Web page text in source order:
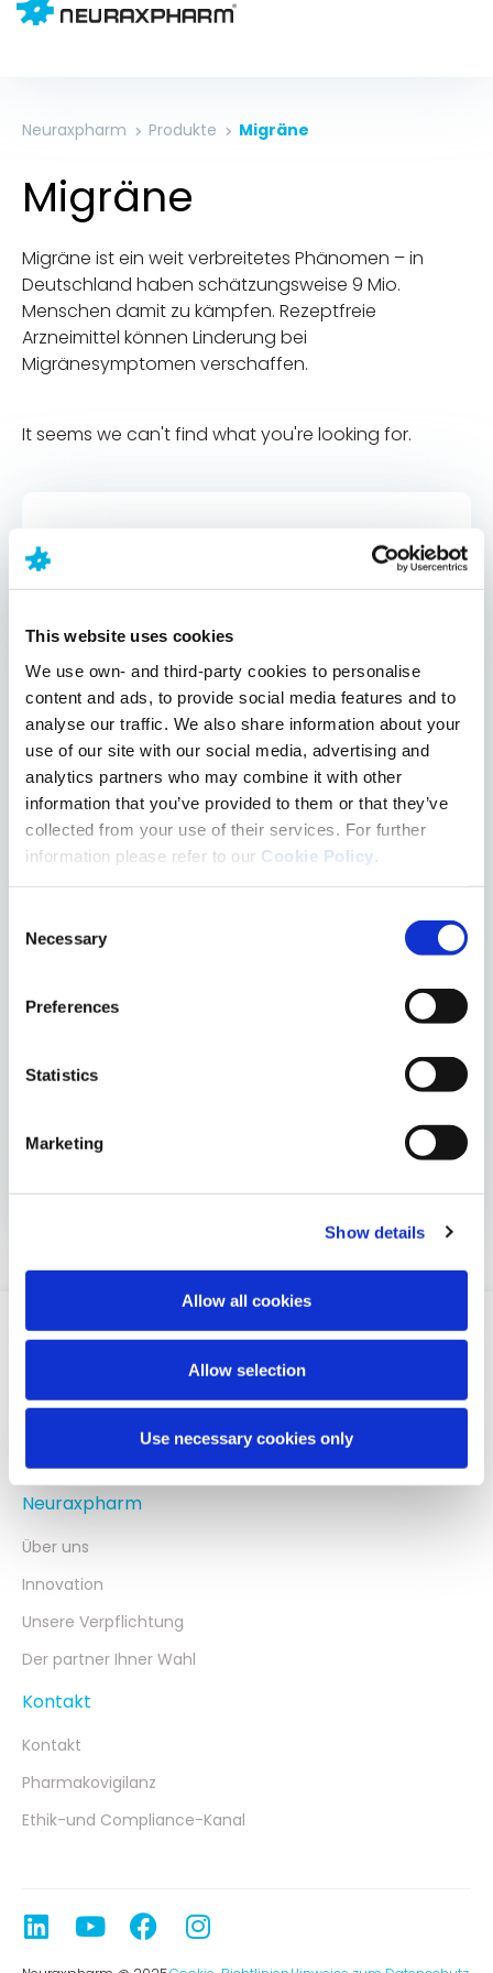
This website uses cookies
We use own- and third-party cookies to personalise
content and ads, to provide social media features and to
analyse our traffic. We also share information about your
use of our site with our social media, advertising and
analytics partners who may combine it with other
information that you’ve provided to them or that they’ve
collected from your use of their services. For further
information please refer to our Cookie Policy
Selection
Necessary
Preferences
Statistics
Marketing
Show details
Allow all cookies
Allow selection
Use necessary cookies only
KATEGORIEN
Nervensystem
Psychisches Wohlbefinden bei Kindern
Schlaf und Entspannung
Gedächtnis und Funktion funktionieren
Neuraxpharm Produkte Migräne
Migräne
Migräne ist ein weit verbreitetes Phänomen – in
Deutschland haben schätzungsweise 9 Mio.
Menschen damit zu kämpfen. Rezeptfreie
Arzneimittel können Linderung bei
Migränesymptomen verschaffen.
It seems we can't find what you're looking for.
ZNS
Neuraxpharm Blog
Neuraxpharm
Über uns
Innovation
Unsere Verpflichtung
Der partner Ihner Wahl
Kontakt
Kontakt
Pharmakovigilanz
Ethik-und Compliance-Kanal